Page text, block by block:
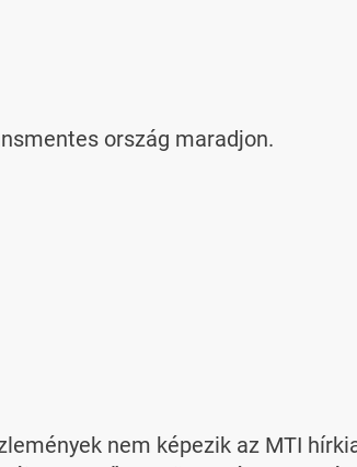
ország maradjon.
nem képezik az MTI